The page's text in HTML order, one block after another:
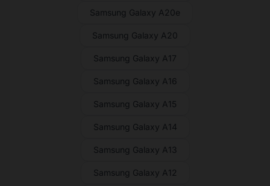
Samsung Galaxy A20e
Samsung Galaxy A20
Samsung Galaxy A17
Samsung Galaxy A16
Samsung Galaxy A15
Samsung Galaxy A14
Samsung Galaxy A13
Samsung Galaxy A12